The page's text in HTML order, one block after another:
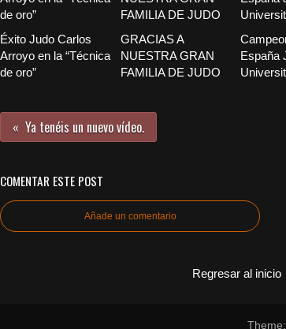
Éxito Judo Carlos
Arroyo en la “Técnica
de oro”
GRACIAS A
NUESTRA GRAN
FAMILIA DE JUDO
España
Ya tenéis un nuevo vídeo.
COMENTAR ESTE POST
Añade un comentario
Regresar al inicio